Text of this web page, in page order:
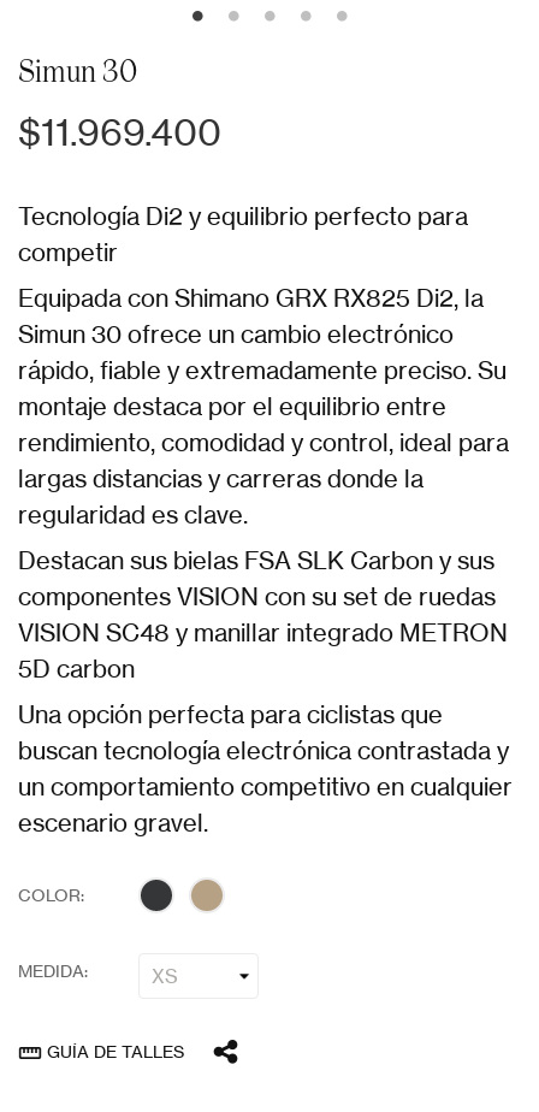
Simun 30
$11.969.400
Tecnología Di2 y equilibrio perfecto para
competir
Equipada con Shimano GRX RX825 Di2, la
Simun 30 ofrece un cambio electrónico
rápido, fiable y extremadamente preciso. Su
montaje destaca por el equilibrio entre
rendimiento, comodidad y control, ideal para
largas distancias y carreras donde la
regularidad es clave.
Destacan sus bielas FSA SLK Carbon y sus
componentes VISION con su set de ruedas
VISION SC48 y manillar integrado METRON
5D carbon
Una opción perfecta para ciclistas que
buscan tecnología electrónica contrastada y
un comportamiento competitivo en cualquier
escenario gravel.
COLOR:
MEDIDA:
straighten GUÍA DE TALLES